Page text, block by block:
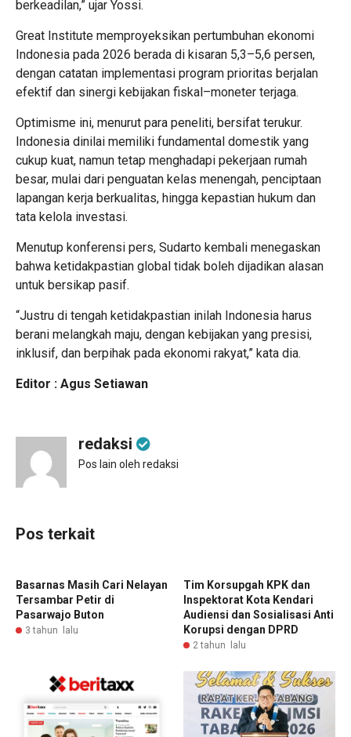
berkeadilan,” ujar Yossi.
Great Institute memproyeksikan pertumbuhan ekonomi
Indonesia pada 2026 berada di kisaran 5,3–5,6 persen,
dengan catatan implementasi program prioritas berjalan
efektif dan sinergi kebijakan fiskal–moneter terjaga.
Optimisme ini, menurut para peneliti, bersifat terukur.
Indonesia dinilai memiliki fundamental domestik yang
cukup kuat, namun tetap menghadapi pekerjaan rumah
besar, mulai dari penguatan kelas menengah, penciptaan
lapangan kerja berkualitas, hingga kepastian hukum dan
tata kelola investasi.
Menutup konferensi pers, Sudarto kembali menegaskan
bahwa ketidakpastian global tidak boleh dijadikan alasan
untuk bersikap pasif.
“Justru di tengah ketidakpastian inilah Indonesia harus
berani melangkah maju, dengan kebijakan yang presisi,
inklusif, dan berpihak pada ekonomi rakyat,” kata dia.
Editor : Agus Setiawan
redaksi
Pos lain oleh redaksi
Pos terkait
Basarnas Masih Cari Nelayan
Tersambar Petir di
Pasarwajo Buton
3 tahun lalu
Tim Korsupgah KPK dan
Inspektorat Kota Kendari
Audiensi dan Sosialisasi Anti
Korupsi dengan DPRD
2 tahun lalu